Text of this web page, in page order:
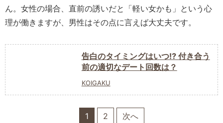
ん。女性の場合、直前の誘いだと「軽い女かも」という心
理が働きますが、男性はその点に言えば大丈夫です。
告白のタイミングはいつ⁉︎ 付き合う
前の適切なデート回数は？
KOIGAKU
1 2 次へ